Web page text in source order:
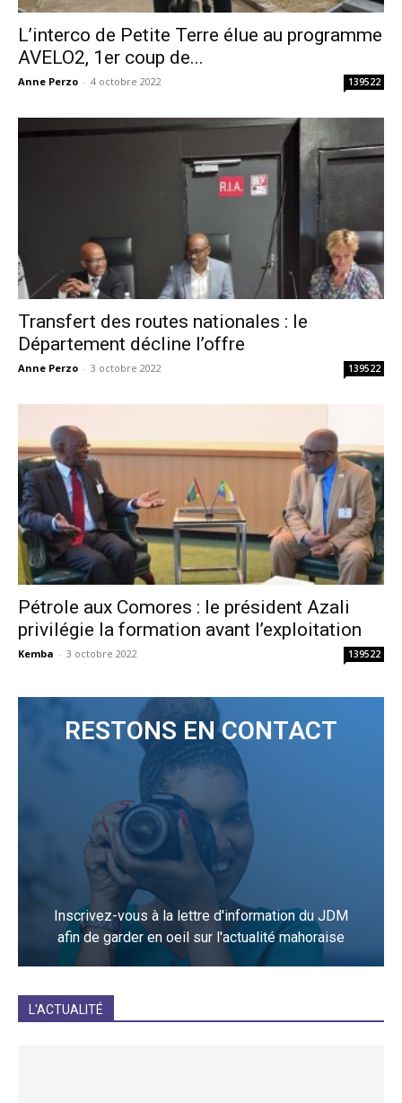
L’interco de Petite Terre élue au programme
AVELO2, 1er coup de...
Anne Perzo - 4 octobre 2022 139522
Transfert des routes nationales : le
Département décline l’offre
Anne Perzo - 3 octobre 2022 139522
Pétrole aux Comores : le président Azali
privilégie la formation avant l’exploitation
Kemba - 3 octobre 2022 139522
RESTONS EN CONTACT
Inscrivez-vous à la lettre d'information du JDM
afin de garder en oeil sur l'actualité mahoraise
L'ACTUALITÉ